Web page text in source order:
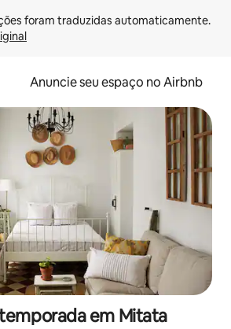
Anuncie seu espaço no Airbnb
em Mitata